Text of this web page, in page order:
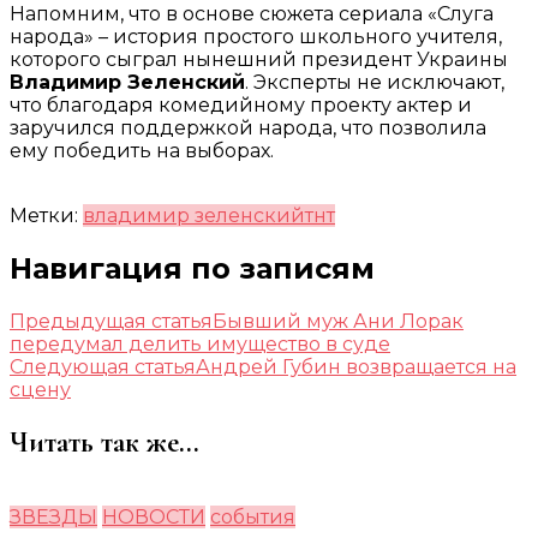
Напомним, что в основе сюжета сериала «Слуга
народа» – история простого школьного учителя,
которого сыграл нынешний президент Украины
Владимир Зеленский. Эксперты не исключают,
что благодаря комедийному проекту актер и
заручился поддержкой народа, что позволила
ему победить на выборах.
Метки: владимир зеленскийтнт
Навигация по записям
Предыдущая статьяБывший муж Ани Лорак
передумал делить имущество в суде
Следующая статьяАндрей Губин возвращается на
сцену
Читать так же...
ЗВЕЗДЫ НОВОСТИ события